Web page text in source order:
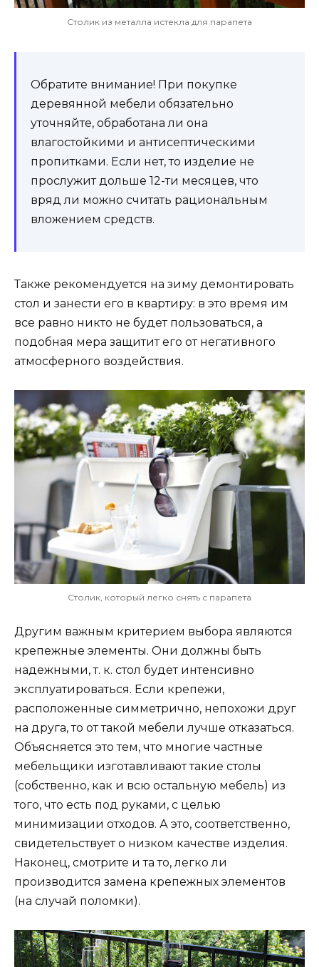
Столик из металла истекла для парапета
Обратите внимание! При покупке
деревянной мебели обязательно
уточняйте, обработана ли она
влагостойкими и антисептическими
пропитками. Если нет, то изделие не
прослужит дольше 12-ти месяцев, что
вряд ли можно считать рациональным
вложением средств.
Также рекомендуется на зиму демонтировать
стол и занести его в квартиру: в это время им
все равно никто не будет пользоваться, а
подобная мера защитит его от негативного
атмосферного воздействия.
Столик, который легко снять с парапета
Другим важным критерием выбора являются
крепежные элементы. Они должны быть
надежными, т. к. стол будет интенсивно
эксплуатироваться. Если крепежи,
расположенные симметрично, непохожи друг
на друга, то от такой мебели лучше отказаться.
Объясняется это тем, что многие частные
мебельщики изготавливают такие столы
(собственно, как и всю остальную мебель) из
того, что есть под руками, с целью
минимизации отходов. А это, соответственно,
свидетельствует о низком качестве изделия.
Наконец, смотрите и та то, легко ли
производится замена крепежных элементов
(на случай поломки).